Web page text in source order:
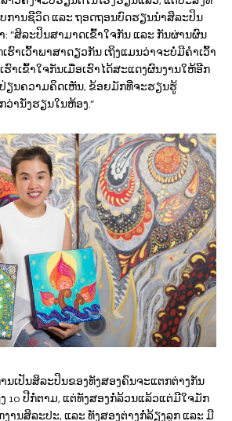
ການຊີວິດ ແລະ ຖອດຖອນບົດຮຽນນຳສິລະປິນ
“ສິລະປິນສາມາດເຂົ້າໃຈກັນ ແລະ ກັນຜ່ານຜົນ
ຮົາເວົ້າພາສາດຽວກັນ ເຖິງແມນວ່າຈະບໍ່ມີຄໍາເວົ້າ
າເຂົ້າໃຈກັນເມື່ອເຮົາໄດ້ສະແດງຜົນງານໃຫ້ອີກ
ຽນຄວາມຄິດເຫັນ, ຂ້ອຍມັກທີ່ຈະຮຽນຮູ້
ານັ່ງຮຽນໃນຫ້ອງ.”
ນເປັນສິລະປິນຂອງທັງສອງຄົນຈະແຕກຕ່າງກັນ
10 ປີກໍ່ຕາມ, ແຕ່ທັງສອງກໍ່ລ້ວນແລ້ວແຕ່ມີໃຈມັກ
ານສິລະປະ, ແລະ ທັງສອງຕ່າງກໍ່ລ້ຽງລູກ ແລະ ມີ